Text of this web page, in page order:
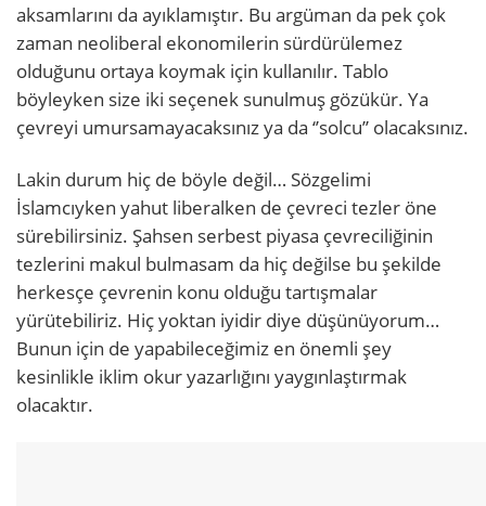
aksamlarını da ayıklamıştır. Bu argüman da pek çok
zaman neoliberal ekonomilerin sürdürülemez
olduğunu ortaya koymak için kullanılır. Tablo
böyleyken size iki seçenek sunulmuş gözükür. Ya
çevreyi umursamayacaksınız ya da ‘’solcu’’ olacaksınız.
Lakin durum hiç de böyle değil… Sözgelimi
İslamcıyken yahut liberalken de çevreci tezler öne
sürebilirsiniz. Şahsen serbest piyasa çevreciliğinin
tezlerini makul bulmasam da hiç değilse bu şekilde
herkesçe çevrenin konu olduğu tartışmalar
yürütebiliriz. Hiç yoktan iyidir diye düşünüyorum…
Bunun için de yapabileceğimiz en önemli şey
kesinlikle iklim okur yazarlığını yaygınlaştırmak
olacaktır.